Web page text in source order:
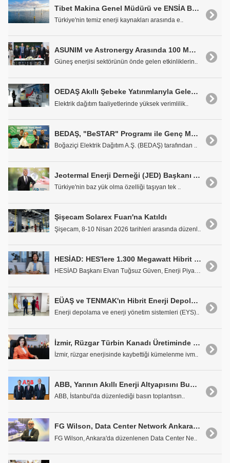
Tibet Makina Genel Müdürü ve ENSİA Başkan Yardımcısı Tibet Arbak: "Denizüstü RES'lerde Yerlilik, Kule ve Kanatla Sınırlı Kalmamalı"
Türkiye'nin temiz enerji kaynakları arasında e..
ASUNIM ve Astronergy Arasında 100 MWp'lik Stratejik İş Birliği
Güneş enerjisi sektörünün önde gelen etkinliklerin..
OEDAŞ Akıllı Şebeke Yatırımlarıyla Geleceğe Hazırlanıyor
Elektrik dağıtım faaliyetlerinde yüksek verimlilik..
BEDAŞ, "BeSTAR" Programı ile Genç Mühendisleri Sektöre Hazırlıyor
Boğaziçi Elektrik Dağıtım A.Ş. (BEDAŞ) tarafından ..
Jeotermal Enerji Derneği (JED) Başkanı Ali Kindap: "Jeotermale 'Hayir' Demek, İthal Kaynaklara 'Evet' Demektir"
Türkiye'nin baz yük olma özelliği taşıyan tek ..
Şişecam Solarex Fuarı'na Katıldı
Şişecam, 8-10 Nisan 2026 tarihleri arasında düzenl..
HESİAD: HES'lere 1.300 Megawatt Hibrit Kapasite Açıklaması Olumlu
HESİAD Başkanı Elvan Tuğsuz Güven, Enerji Piyasası..
EÜAŞ ve TENMAK'ın Hibrit Enerji Depolama Projesi iNOVAT'a Emanet
Enerji depolama ve enerji yönetim sistemleri (EYS)..
İzmir, Rüzgar Türbin Kanadı Üretiminde Yeniden Dünya Markası Oluyor
İzmir, rüzgar enerjisinde kaybettiği kümelenme ivm..
ABB, Yarının Akıllı Enerji Altyapısını Bugünden İnşa Ediyor
ABB, İstanbul'da düzenlediği basın toplantısın..
FG Wilson, Data Center Network Ankara'da Veri Merkezlerine Yönelik Enerji Çözümleriyle Yerini Aldı
FG Wilson, Ankara'da düzenlenen Data Center Ne..